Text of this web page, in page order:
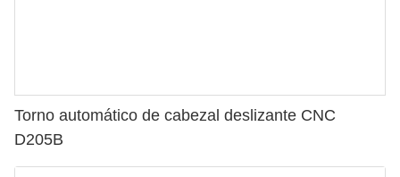
Torno automático de cabezal deslizante CNC
D205B